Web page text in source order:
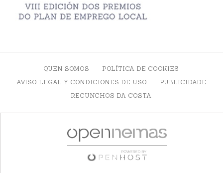
QUEN SOMOS
POLÍTICA DE COOKIES
AVISO LEGAL Y CONDICIONES DE USO
PUBLICIDADE
RECUNCHOS DA COSTA